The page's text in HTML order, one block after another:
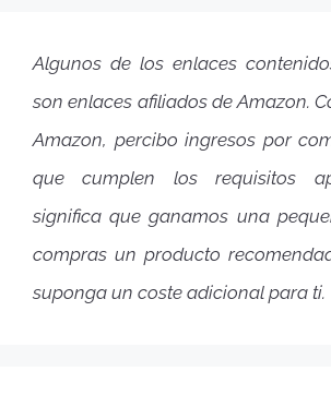
Algunos de los enlaces
son enlaces afiliados de Amazon.
Amazon, percibo ingresos por
que cumplen los requisitos
significa que ganamos una
compras un producto
suponga un coste adicional para ti.